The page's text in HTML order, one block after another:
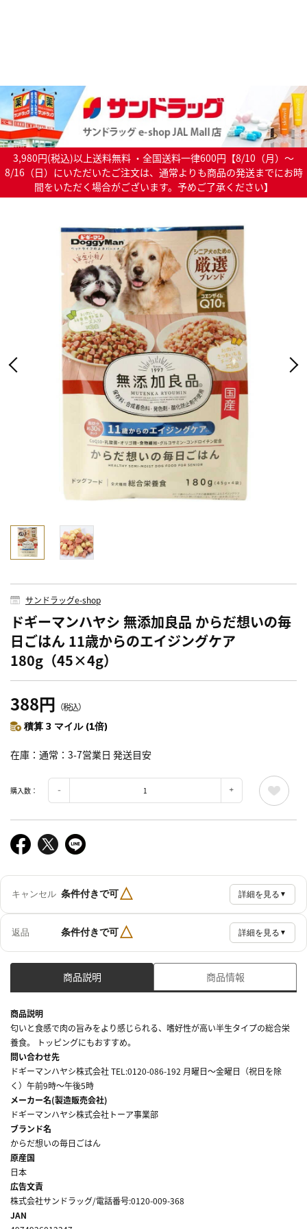
3,980円(税込)以上送料無料 ・全国送料一律600円【8/10（月）～
8/16（日）にいただいたご注文は、通常よりも商品の発送までにお時
間をいただく場合がございます。予めご了承ください】
サンドラッグe-shop
ドギーマンハヤシ 無添加良品 からだ想いの毎
日ごはん 11歳からのエイジングケア
180g（45×4g）
388円 （税込）
積算 3 マイル (1倍)
在庫 通常：3-7営業日 発送目安
購入数：
キャンセル 条件付きで可△ 詳細を見る ▼
返品 条件付きで可△ 詳細を見る ▼
商品説明 商品情報
商品説明
匂いと食感で肉の旨みをより感じられる、嗜好性が高い半生タイプの総合栄
養食。 トッピングにもおすすめ。
問い合わせ先
ドギーマンハヤシ株式会社 TEL:0120-086-192 月曜日～金曜日（祝日を除
く）午前9時～午後5時
メーカー名(製造販売会社)
ドギーマンハヤシ株式会社トーア事業部
ブランド名
からだ想いの毎日ごはん
原産国
日本
広告文責
株式会社サンドラッグ/電話番号:0120-009-368
JAN